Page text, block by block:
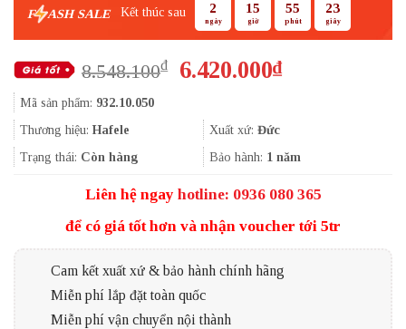
F ASH SALE Kết thúc sau 2
ngày
15
giờ
55
phút
22
giây
8.548.100₫
Giá
8.548.100₫.
6.420.000₫Giá
6.420.000₫.
Mã sản phẩm: 932.10.050
Thương hiệu: Hafele Xuất xứ: Đức
Trạng thái: Còn hàng Bảo hành: 1 năm
Liên hệ ngay hotline: 0936 080 365
để có giá tốt hơn và nhận voucher tới 5tr
Cam kết xuất xứ & bảo hành chính hãng
Miễn phí lắp đặt toàn quốc
Miễn phí vận chuyển nội thành